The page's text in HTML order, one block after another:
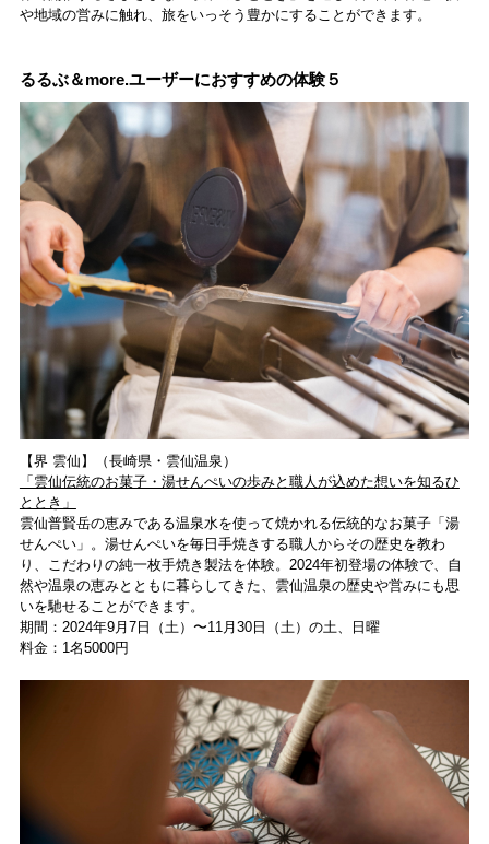
や地域の営みに触れ、旅をいっそう豊かにすることができます。
るるぶ＆more.ユーザーにおすすめの体験５
【界 雲仙】（長崎県・雲仙温泉）
「雲仙伝統のお菓⼦・湯せんぺいの歩みと職⼈が込めた想いを知るひ
ととき」
雲仙普賢岳の恵みである温泉⽔を使って焼かれる伝統的なお菓⼦「湯
せんぺい」。湯せんぺいを毎⽇⼿焼きする職⼈からその歴史を教わ
り、こだわりの純⼀枚⼿焼き製法を体験。2024年初登場の体験で、⾃
然や温泉の恵みとともに暮らしてきた、雲仙温泉の歴史や営みにも思
いを馳せることができます。
期間：2024年9⽉7⽇（土）〜11⽉30⽇（土）の⼟、⽇曜
料⾦：1名5000円